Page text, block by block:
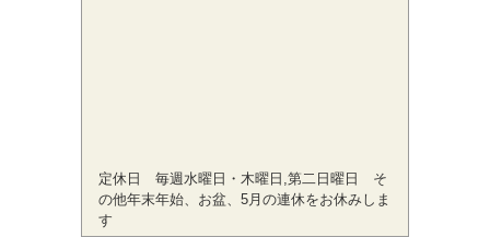
定休日 毎週水曜日・木曜日,第二日曜日 そ
の他年末年始、お盆、5月の連休をお休みしま
す